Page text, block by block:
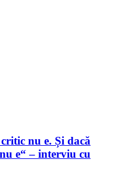
nu e. Și dacă
e“ – interviu cu